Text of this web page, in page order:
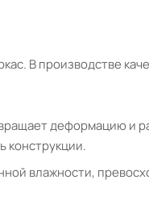
В производстве
деформацию и
конструкции.
влажности,